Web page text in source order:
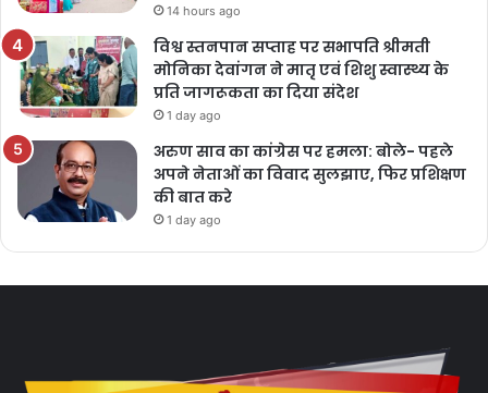
14 hours ago
विश्व स्तनपान सप्ताह पर सभापति श्रीमती
मोनिका देवांगन ने मातृ एवं शिशु स्वास्थ्य के
प्रति जागरूकता का दिया संदेश
1 day ago
अरुण साव का कांग्रेस पर हमला: बोले- पहले
अपने नेताओं का विवाद सुलझाए, फिर प्रशिक्षण
की बात करे
1 day ago